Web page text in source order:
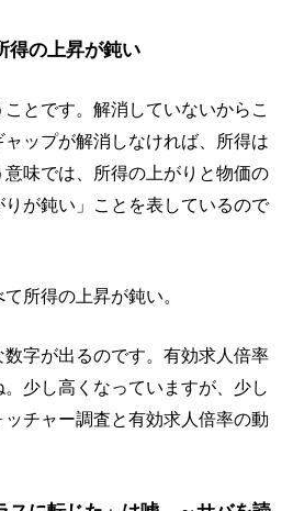
得の上昇が鈍い
とです。解消していないからこ
ップが解消しなければ、所得は
意味では、所得の上がりと物価の
りが鈍い」ことを表しているので
所得の上昇が鈍い。
字が出るのです。有効求人倍率
少し高くなっていますが、少し
チャー調査と有効求人倍率の動